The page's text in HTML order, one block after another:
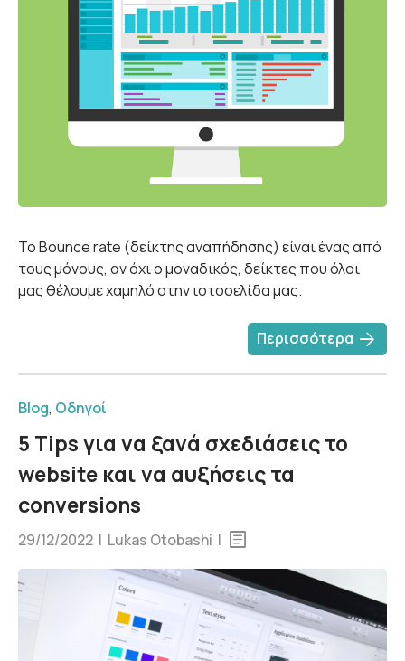
Το Bounce rate (δείκτης αναπήδησης) είναι ένας από
τους μόνους, αν όχι ο μοναδικός, δείκτες που όλοι
μας θέλουμε χαμηλό στην ιστοσελίδα μας.
Περισσότερα arrow_forward
Blog, Οδηγοί
5 Tips για να ξανά σχεδιάσεις το
website και να αυξήσεις τα
conversions
29/12/2022 | Lukas Otobashi |